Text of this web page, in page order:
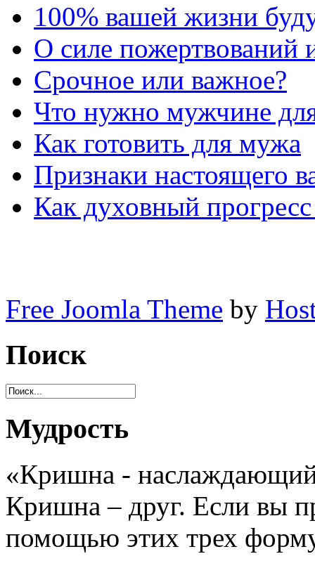
100% вашей жизни
О силе пожертвований
Срочное или важное?
Что нужно мужчине
Как готовить для мужа
Признаки настоящего
Как духовный
Free Joomla Theme by
Поиск
Мудрость
«Кришна -
Кришна – друг. Если вы
помощью этих трех